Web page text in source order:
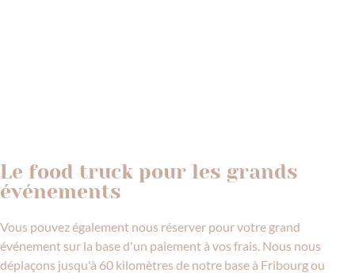
Le food truck pour les grands
événements
Vous pouvez également nous réserver pour votre grand
événement sur la base d'un paiement à vos frais. Nous nous
déplaçons jusqu'à 60 kilomètres de notre base à Fribourg ou